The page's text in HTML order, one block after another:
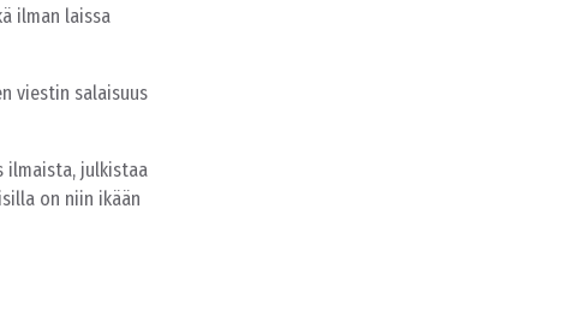
ilman laissa
viestin salaisuus
ilmaista, julkistaa
on niin ikään